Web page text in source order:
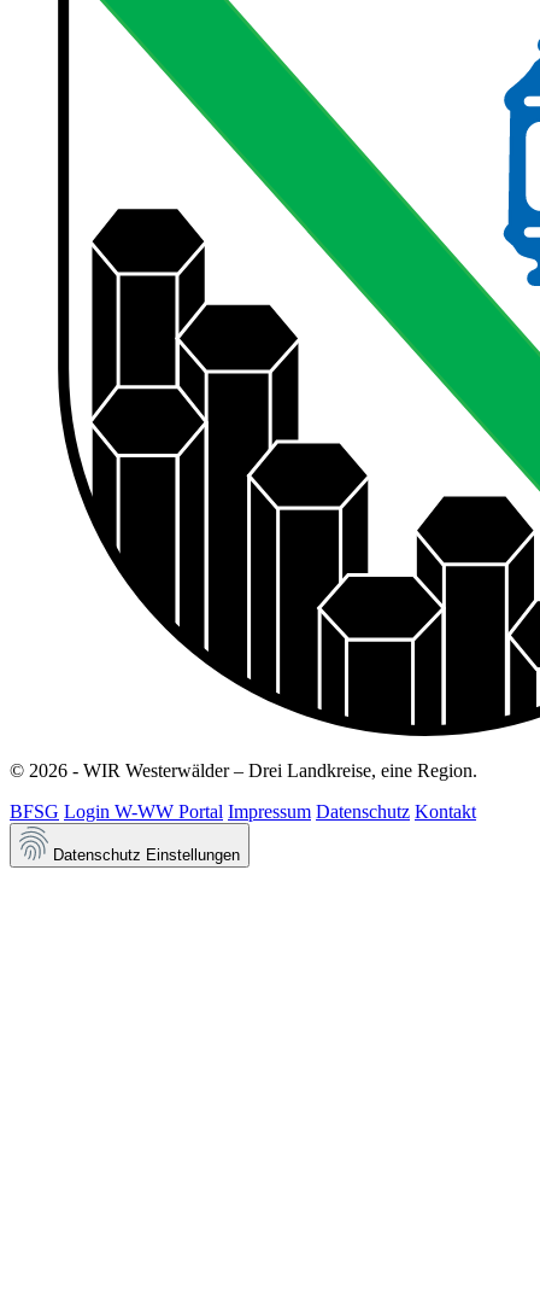
© 2026 - WIR Westerwälder – Drei Landkreise, eine Region.
BFSG Login W-WW Portal Impressum Datenschutz Kontakt
Datenschutz Einstellungen